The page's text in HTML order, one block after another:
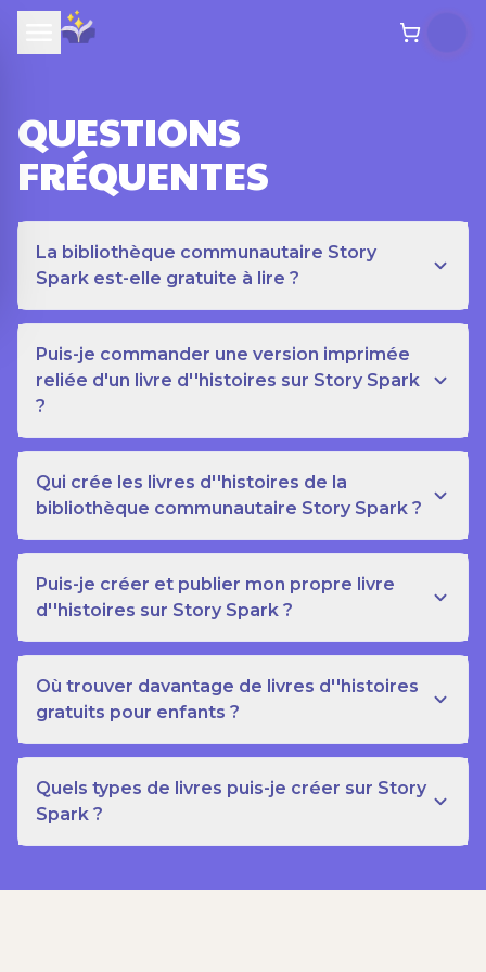
QUESTIONS
FRÉQUENTES
La bibliothèque communautaire Story
Spark est-elle gratuite à lire ?
Puis-je commander une version imprimée
reliée d'un livre d''histoires sur Story Spark
?
Qui crée les livres d''histoires de la
bibliothèque communautaire Story Spark ?
Puis-je créer et publier mon propre livre
d''histoires sur Story Spark ?
Où trouver davantage de livres d''histoires
gratuits pour enfants ?
Quels types de livres puis-je créer sur Story
Spark ?